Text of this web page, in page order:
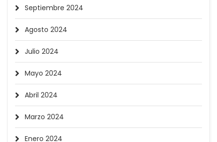
Septiembre 2024
Agosto 2024
Julio 2024
Mayo 2024
Abril 2024
Marzo 2024
Enero 2024